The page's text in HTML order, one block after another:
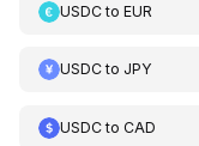
USDCto EUR
USDCto JPY
USDCto CAD